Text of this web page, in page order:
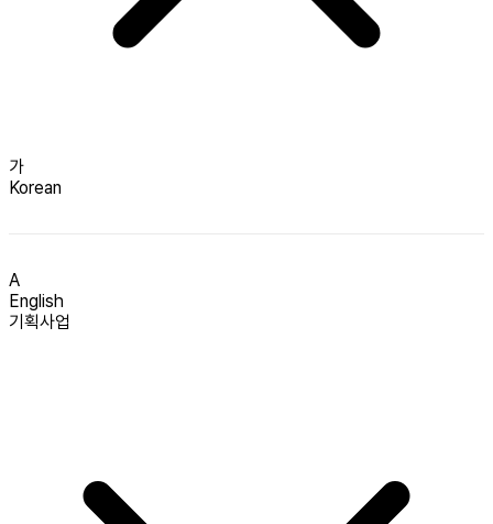
가
Korean
A
English
기획사업